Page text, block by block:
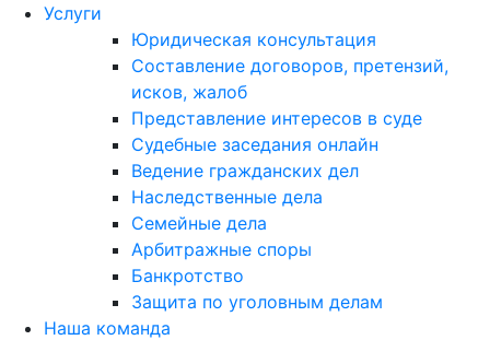
Услуги
Юридическая консультация
Составление договоров, претензий,
исков, жалоб
Представление интересов в суде
Судебные заседания онлайн
Ведение гражданских дел
Наследственные дела
Семейные дела
Арбитражные споры
Банкротство
Защита по уголовным делам
Наша команда